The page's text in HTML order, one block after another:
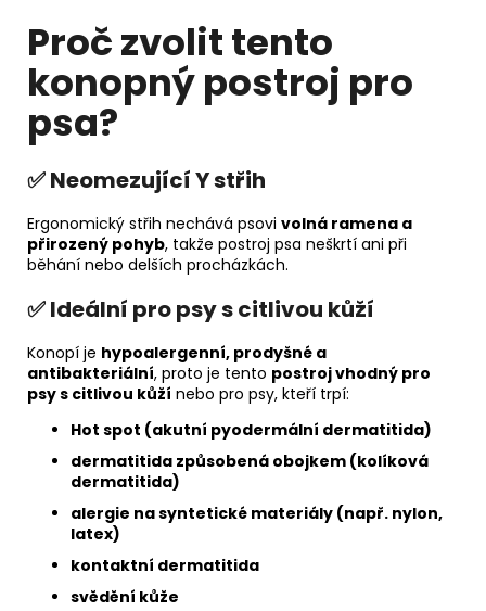
Proč zvolit tento
konopný postroj pro
psa?
✅ Neomezující Y střih
Ergonomický střih nechává psovi volná ramena a
přirozený pohyb, takže postroj psa neškrtí ani při
běhání nebo delších procházkách.
✅ Ideální pro psy s citlivou kůží
Konopí je hypoalergenní, prodyšné a
antibakteriální, proto je tento postroj vhodný pro
psy s citlivou kůží nebo pro psy, kteří trpí:
Hot spot (akutní pyodermální dermatitida)
dermatitida způsobená obojkem (kolíková
dermatitida)
alergie na syntetické materiály (např. nylon,
latex)
kontaktní dermatitida
svědění kůže